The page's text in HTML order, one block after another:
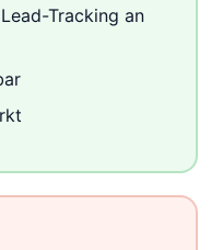
Tracking an